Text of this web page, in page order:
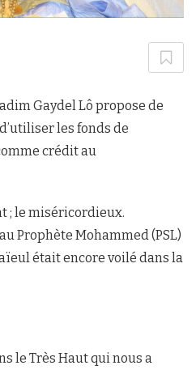
Gaydel Lô propose de
les fonds de
crédit au
; le miséricordieux.
Prophète Mohammed (PSL)
était encore voilé dans la
le Très Haut qui nous a